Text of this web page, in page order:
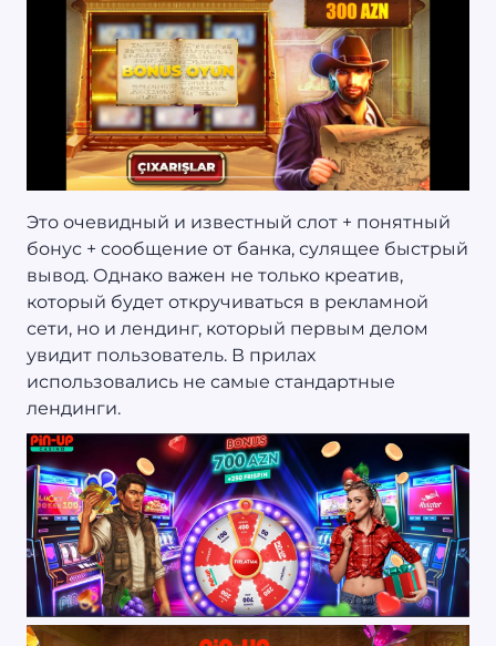
Это очевидный и известный слот + понятный
бонус + сообщение от банка, сулящее быстрый
вывод. Однако важен не только креатив,
который будет откручиваться в рекламной
сети, но и лендинг, который первым делом
увидит пользователь. В прилах
использовались не самые стандартные
лендинги.